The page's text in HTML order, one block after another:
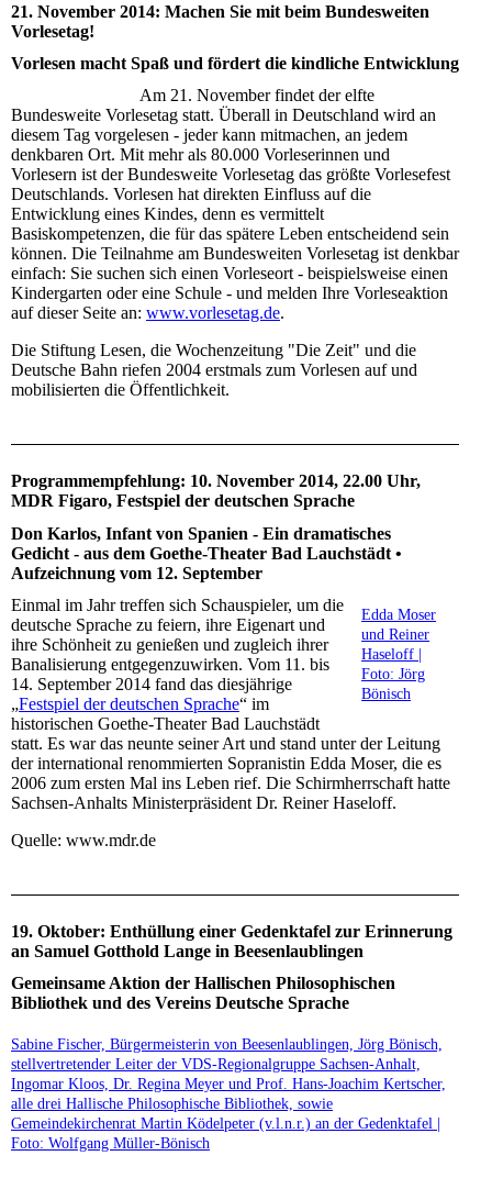
21. November 2014: Machen Sie mit beim Bundesweiten
Vorlesetag!
Vorlesen macht Spaß und fördert die kindliche Entwicklung
Am 21. November findet der elfte
Bundesweite Vorlesetag statt. Überall in Deutschland wird an
diesem Tag vorgelesen - jeder kann mitmachen, an jedem
denkbaren Ort. Mit mehr als 80.000 Vorleserinnen und
Vorlesern ist der Bundesweite Vorlesetag das größte Vorlesefest
Deutschlands. Vorlesen hat direkten Einfluss auf die
Entwicklung eines Kindes, denn es vermittelt
Basiskompetenzen, die für das spätere Leben entscheidend sein
können. Die Teilnahme am Bundesweiten Vorlesetag ist denkbar
einfach: Sie suchen sich einen Vorleseort - beispielsweise einen
Kindergarten oder eine Schule - und melden Ihre Vorleseaktion
auf dieser Seite an: www.vorlesetag.de.
Die Stiftung Lesen, die Wochenzeitung "Die Zeit" und die
Deutsche Bahn riefen 2004 erstmals zum Vorlesen auf und
mobilisierten die Öffentlichkeit.
Programmempfehlung: 10. November 2014, 22.00 Uhr,
MDR Figaro, Festspiel der deutschen Sprache
Don Karlos, Infant von Spanien - Ein dramatisches
Gedicht - aus dem Goethe-Theater Bad Lauchstädt •
Aufzeichnung vom 12. September
Edda Moser
und Reiner
Haseloff |
Foto: Jörg
Bönisch
Einmal im Jahr treffen sich Schauspieler, um die
deutsche Sprache zu feiern, ihre Eigenart und
ihre Schönheit zu genießen und zugleich ihrer
Banalisierung entgegenzuwirken. Vom 11. bis
14. September 2014 fand das diesjährige
„Festspiel der deutschen Sprache“ im
historischen Goethe-Theater Bad Lauchstädt
statt. Es war das neunte seiner Art und stand unter der Leitung
der international renommierten Sopranistin Edda Moser, die es
2006 zum ersten Mal ins Leben rief. Die Schirmherrschaft hatte
Sachsen-Anhalts Ministerpräsident Dr. Reiner Haseloff.
Quelle: www.mdr.de
19. Oktober: Enthüllung einer Gedenktafel zur Erinnerung
an Samuel Gotthold Lange in Beesenlaublingen
Gemeinsame Aktion der Hallischen Philosophischen
Bibliothek und des Vereins Deutsche Sprache
Sabine Fischer, Bürgermeisterin von Beesenlaublingen, Jörg Bönisch,
stellvertretender Leiter der VDS-Regionalgruppe Sachsen-Anhalt,
Ingomar Kloos, Dr. Regina Meyer und Prof. Hans-Joachim Kertscher,
alle drei Hallische Philosophische Bibliothek, sowie
Gemeindekirchenrat Martin Ködelpeter (v.l.n.r.) an der Gedenktafel |
Foto: Wolfgang Müller-Bönisch